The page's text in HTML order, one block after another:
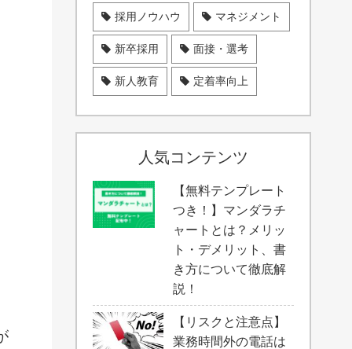
採用ノウハウ マネジメント
新卒採用 面接・選考
新人教育 定着率向上
人気コンテンツ
【無料テンプレート
つき！】マンダラチ
ャートとは？メリッ
ト・デメリット、書
き方について徹底解
説！
【リスクと注意点】
業務時間外の電話は